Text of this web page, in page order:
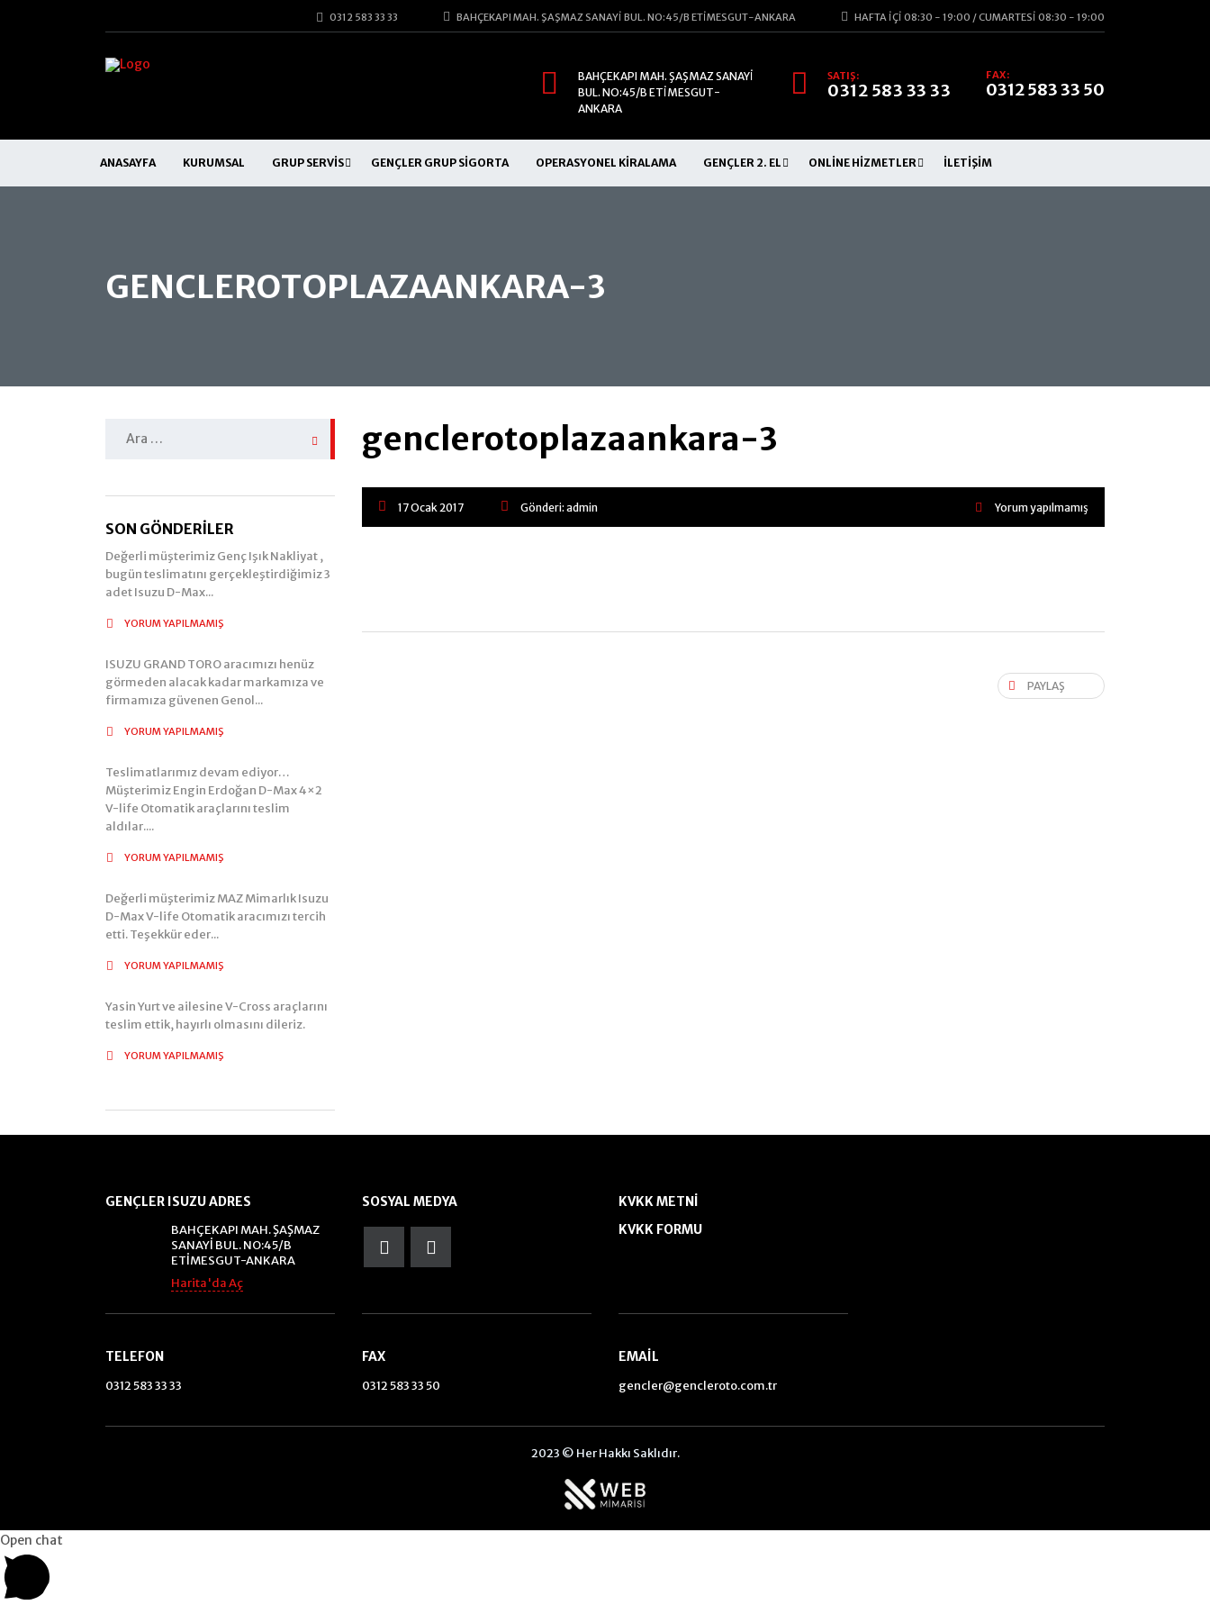
HAFTA İÇI 08:30 - 19:00 / CUMARTESI 08:30 - 19:00
BAHÇEKAPI MAH. ŞAŞMAZ SANAYİ BUL. NO:45/B ETİMESGUT-ANKARA
0312 583 33 33
FAX:
0312 583 33 50
SATIŞ:
0312 583 33 33
BAHÇEKAPI MAH. ŞAŞMAZ SANAYİ
BUL. NO:45/B ETİMESGUT-
ANKARA
ANASAYFA KURUMSAL GRUP SERVIS GENÇLER GRUP SIGORTA OPERASYONEL KIRALAMA GENÇLER 2. EL ONLINE HIZMETLER İLETIŞIM
GENCLEROTOPLAZAANKARA-3
genclerotoplazaankara-3
17 Ocak 2017 Gönderi: admin Yorum yapılmamış
PAYLAŞ
SON GÖNDERILER
Değerli müşterimiz Genç Işık Nakliyat ,
bugün teslimatını gerçekleştirdiğimiz 3
adet Isuzu D-Max...
YORUM YAPILMAMIŞ
ISUZU GRAND TORO aracımızı henüz
görmeden alacak kadar markamıza ve
firmamıza güvenen Genol...
YORUM YAPILMAMIŞ
Teslimatlarımız devam ediyor…
Müşterimiz Engin Erdoğan D-Max 4×2
V-life Otomatik araçlarını teslim
aldılar....
YORUM YAPILMAMIŞ
Değerli müşterimiz MAZ Mimarlık Isuzu
D-Max V-life Otomatik aracımızı tercih
etti. Teşekkür eder...
YORUM YAPILMAMIŞ
Yasin Yurt ve ailesine V-Cross araçlarını
teslim ettik, hayırlı olmasını dileriz.
YORUM YAPILMAMIŞ
GENÇLER ISUZU ADRES
BAHÇEKAPI MAH. ŞAŞMAZ
SANAYİ BUL. NO:45/B
ETİMESGUT-ANKARA
Harita'da Aç
SOSYAL MEDYA
KVKK METNI
KVKK FORMU
TELEFON
0312 583 33 33
FAX
0312 583 33 50
EMAIL
gencler@gencleroto.com.tr
2023 © Her Hakkı Saklıdır.
Open chat